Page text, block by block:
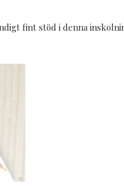
fint stöd i denna